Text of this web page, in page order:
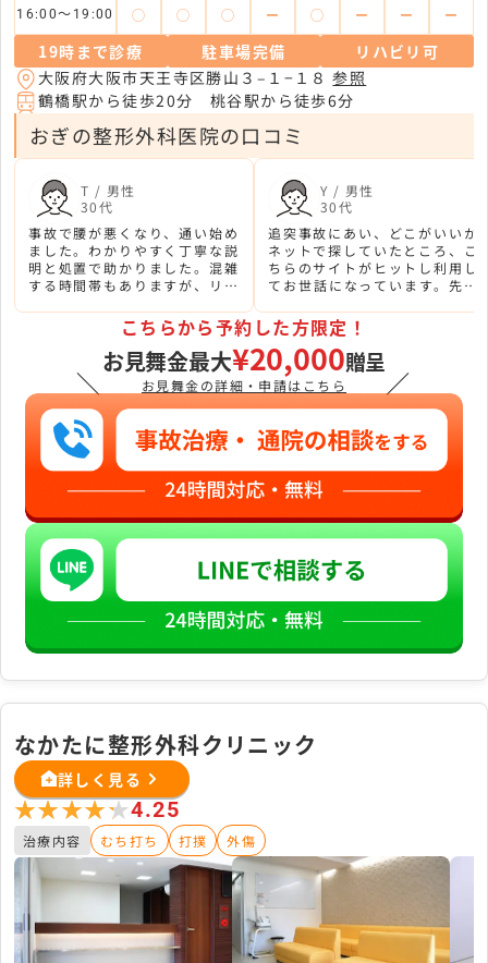
16:00～19:00 ◯ ◯ ◯ ー ◯ ー ー ー
19時まで診療 駐車場完備
リハビリ可
大阪府大阪市天王寺区勝山３–１−１８参照
鶴橋駅から徒歩20分 桃谷駅から徒歩6分
おぎの整形外科医院の口コミ
T / 男性
30代
事故で腰が悪くなり、通い始め
ました。わかりやすく丁寧な説
明と処置で助かりました。混雑
する時間帯もありますが、リハ
ムーズにすすみました。
Y / 男性
30代
追突事故にあい、どこがいいか
ネットで探していたところ、こ
ちらのサイトがヒットし利用し
てお世話になっています。先生
から近いく通いやすいです。
＼
こちらから予約した方限定！
お見舞金最大¥20,000贈呈
お見舞金の詳細・申請はこちら ／
なかたに整形外科クリニック
詳しく見る
★★★★★
★★★★★4.25
治療内容 むち打ち 打撲 外傷